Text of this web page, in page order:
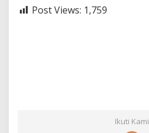
Post Views: 1,759
Ikuti Kami